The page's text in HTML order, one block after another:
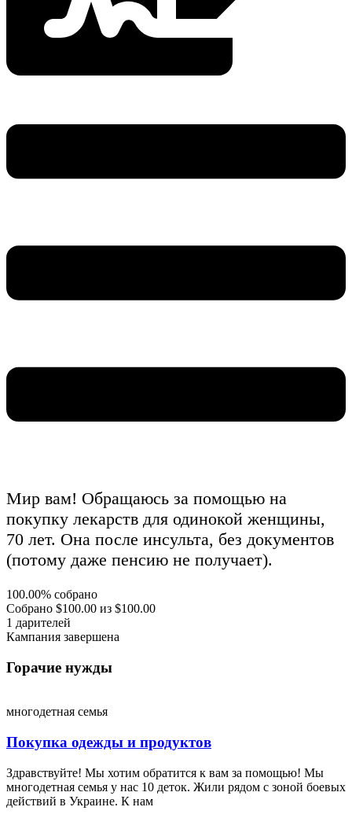
Мир вам! Обращаюсь за помощью на
покупку лекарств для одинокой женщины,
70 лет. Она после инсульта, без документов
(потому даже пенсию не получает).
100.00% собрано
Собрано $100.00 из $100.00
1 дарителей
Кампания завершена
Горачие нужды
многодетная семья
Покупка одежды и продуктов
Здравствуйте! Мы хотим обратится к вам за помощью! Мы
многодетная семья у нас 10 деток. Жили рядом с зоной боевых
действий в Украине. К нам